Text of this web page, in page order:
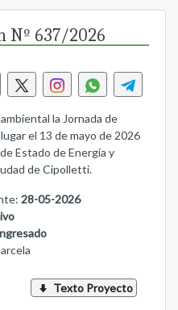
Nº 637/2026
la Jornada de
el 13 de mayo de 2026
Estado de Energía y
de Cipolletti.
28-05-2026
Texto Proyecto